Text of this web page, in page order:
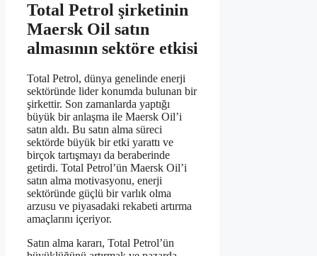
Total Petrol şirketinin
Maersk Oil satın
almasının sektöre etkisi
Total Petrol, dünya genelinde enerji
sektöründe lider konumda bulunan bir
şirkettir. Son zamanlarda yaptığı
büyük bir anlaşma ile Maersk Oil’i
satın aldı. Bu satın alma süreci
sektörde büyük bir etki yarattı ve
birçok tartışmayı da beraberinde
getirdi. Total Petrol’ün Maersk Oil’i
satın alma motivasyonu, enerji
sektöründe güçlü bir varlık olma
arzusu ve piyasadaki rekabeti artırma
amaçlarını içeriyor.
Satın alma kararı, Total Petrol’ün